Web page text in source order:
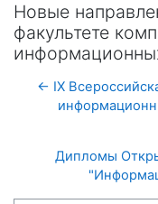
Новые
факультете
← IX
Дипломы